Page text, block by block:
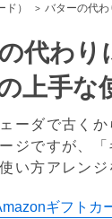
） バターの代
代わり
上手な
ーダで古く
ジですが、
い方アレン
ギフトカ